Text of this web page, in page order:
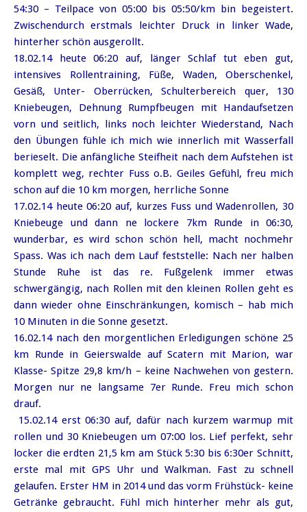
54:30 – Teilpace von 05:00 bis 05:50/km bin begeistert.
Zwischendurch erstmals leichter Druck in linker Wade,
hinterher schön ausgerollt.
18.02.14 heute 06:20 auf, länger Schlaf tut eben gut,
intensives Rollentraining, Füße, Waden, Oberschenkel,
Gesäß, Unter- Oberrücken, Schulterbereich quer, 130
Kniebeugen, Dehnung Rumpfbeugen mit Handaufsetzen
vorn und seitlich, links noch leichter Wiederstand, Nach
den Übungen fühle ich mich wie innerlich mit Wasserfall
berieselt. Die anfängliche Steifheit nach dem Aufstehen ist
komplett weg, rechter Fuss o.B. Geiles Gefühl, freu mich
schon auf die 10 km morgen, herrliche Sonne
17.02.14 heute 06:20 auf, kurzes Fuss und Wadenrollen, 30
Kniebeuge und dann ne lockere 7km Runde in 06:30,
wunderbar, es wird schon schön hell, macht nochmehr
Spass. Was ich nach dem Lauf feststelle: Nach ner halben
Stunde Ruhe ist das re. Fußgelenk immer etwas
schwergängig, nach Rollen mit den kleinen Rollen geht es
dann wieder ohne Einschränkungen, komisch – hab mich
10 Minuten in die Sonne gesetzt.
16.02.14 nach den morgentlichen Erledigungen schöne 25
km Runde in Geierswalde auf Scatern mit Marion, war
Klasse- Spitze 29,8 km/h – keine Nachwehen von gestern.
Morgen nur ne langsame 7er Runde. Freu mich schon
drauf.
15.02.14 erst 06:30 auf, dafür nach kurzem warmup mit
rollen und 30 Kniebeugen um 07:00 los. Lief perfekt, sehr
locker die erdten 21,5 km am Stück 5:30 bis 6:30er Schnitt,
erste mal mit GPS Uhr und Walkman. Fast zu schnell
gelaufen. Erster HM in 2014 und das vorm Frühstück- keine
Getränke gebraucht. Fühl mich hinterher mehr als gut,